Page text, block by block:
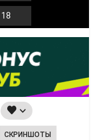
СКРИНШОТЫ